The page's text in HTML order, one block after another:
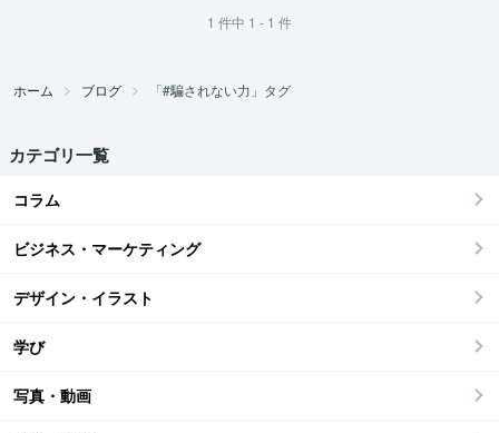
1 件中 1 - 1 件
ホーム ブログ 「#騙されない力」タグ
カテゴリ一覧
コラム
ビジネス・マーケティング
デザイン・イラスト
学び
写真・動画